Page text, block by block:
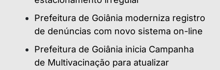
Prefeitura de Goiânia moderniza registro
de denúncias com novo sistema on-line
Prefeitura de Goiânia inicia Campanha
de Multivacinação para atualizar